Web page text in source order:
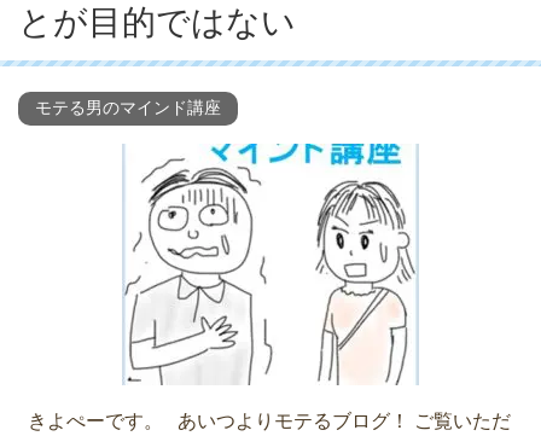
とが目的ではない
モテる男のマインド講座
きよぺーです。 あいつよりモテるブログ！ ご覧いただ